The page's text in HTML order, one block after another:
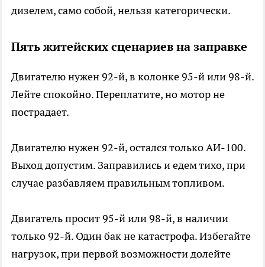
дизелем, само собой, нельзя категорически.
Пять житейских сценариев на заправке
Двигателю нужен 92-й, в колонке 95-й или 98-й.
Лейте спокойно. Переплатите, но мотор не
пострадает.
Двигателю нужен 92-й, остался только АИ-100.
Выход допустим. Заправились и едем тихо, при
случае разбавляем правильным топливом.
Двигатель просит 95-й или 98-й, в наличии
только 92-й. Один бак не катастрофа. Избегайте
нагрузок, при первой возможности долейте